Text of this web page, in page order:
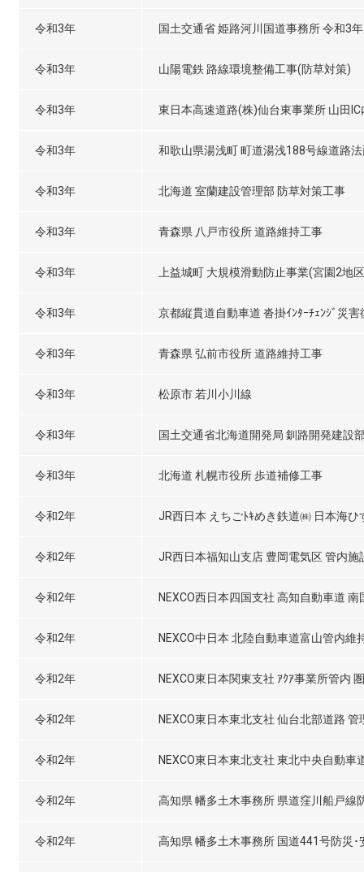
令和3年 国土交通省 姫路河川国道事務所 令和3
令和3年 山陽電鉄 路線環境整備工事(防草対策)
令和3年 東日本高速道路(株)仙台東事業所 山田
令和3年 和歌山県湯浅町 町道湯浅188号線道路
令和3年 北海道 室蘭建設管理部 防草対策工事
令和3年 青森県 八戸市役所 道路維持工事
令和3年 上益城町 大規模滑動防止事業(宮園2地
令和3年 京都縦貫道自動車道 沓掛ｲﾝﾀｰﾁｪﾝｼﾞ災
令和3年 青森県 弘前市役所 道路維持工事
令和3年 松原市 若川小川線
令和3年 国土交通省北海道開発局 釧路開発建設
令和3年 北海道 札幌市役所 歩道補修工事
令和2年 JR西日本 えちごﾄｷめき鉄道㈱ 日本海ひ
令和2年 JR西日本福知山支店 豊岡電気区 管内施
令和2年 NEXCO西日本四国支社 高知自動車道
令和2年 NEXCO中日本 北陸自動車道富山管内
令和2年 NEXCO東日本関東支社 ｱｸｱ事業所管内
令和2年 NEXCO東日本東北支社 仙台北部道路
令和2年 NEXCO東日本東北支社 東北中央自動
令和2年 高知県 幡多土木事務所 県道窪川船戸線
令和2年 高知県 幡多土木事務所 国道441号防災･